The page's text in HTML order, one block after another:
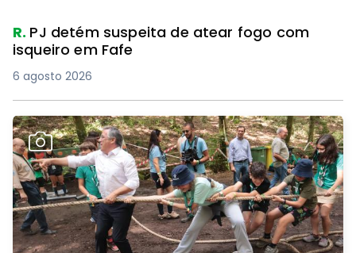
R. PJ detém suspeita de atear fogo com
isqueiro em Fafe
6 agosto 2026